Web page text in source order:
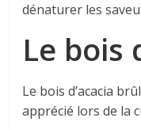
dénaturer les
Le bois
Le bois d’acacia
apprécié lors de la